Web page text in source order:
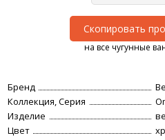
Скопировать
на все чугунные
Бренд
Коллекция, Серия
Изделие
Цвет